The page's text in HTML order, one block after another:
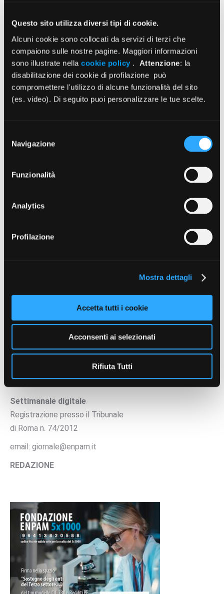
Questo sito utilizza diversi tipi di cookie.
Alcuni cookie sono collocati da servizi di terzi che
compaiono sulle nostre pagine. Maggiori informazioni
sono illustrate nella cookie policy . Attenzione: la
disabilitazione dei cookie di profilazione può
compromettere l'utilizzo di alcune funzionalità del sito
(es. video). Di seguito puoi personalizzare le tue scelte.
delNavigazione
Funzionalità
Analytics
Profilazione
Mostra dettagli
Accetta tutti i cookie
Acconsenti ai selezionati
Rifiuta Tutti
Enpam: borse di studio per i collegi
d’eccellenza in 19 città
17/07/2026
Il Cda delibera investimenti sull’Italia
per 250 milioni di euro
Contenuti a cura di
Settimanale digitale
Registrazione presso il Tribunale
di Roma n. 74/2012
email: giornale@enpam.it
REDAZIONE